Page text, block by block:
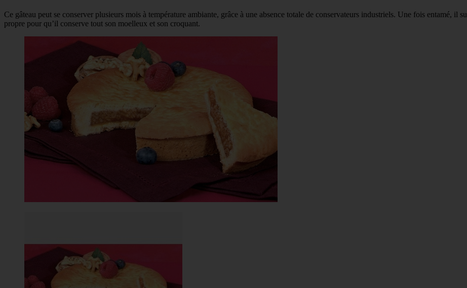
Ce gâteau peut se conserver plusieurs mois à température ambiante, grâce à une absence totale de conservateurs industriels. Une fois entamé, il
propre pour qu’il conserve tout son moelleux et son croquant.